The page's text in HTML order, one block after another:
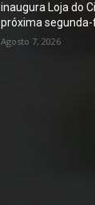
inaugura Loja do
próxima
Agosto 7, 2026